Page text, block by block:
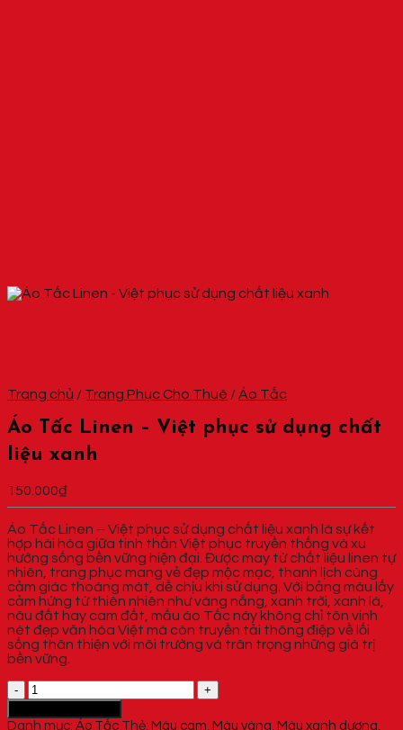
Trang chủ / Trang Phục Cho Thuê /Áo Tấc
Áo Tấc Linen – Việt phục sử dụng chất
liệu xanh
150.000₫
Áo Tấc Linen – Việt phục sử dụng chất liệu xanh là sự kết
hợp hài hòa giữa tinh thần Việt phục truyền thống và xu
hướng sống bền vững hiện đại. Được may từ chất liệu linen tự
nhiên, trang phục mang vẻ đẹp mộc mạc, thanh lịch cùng
cảm giác thoáng mát, dễ chịu khi sử dụng. Với bảng màu lấy
cảm hứng từ thiên nhiên như vàng nắng, xanh trời, xanh lá,
nâu đất hay cam đất, mẫu áo Tấc này không chỉ tôn vinh
nét đẹp văn hóa Việt mà còn truyền tải thông điệp về lối
sống thân thiện với môi trường và trân trọng những giá trị
bền vững.
Áo
Tấc
Linen
Danh mục: Áo Tấc Thẻ: Màu cam Màu vàng Màu xanh dương